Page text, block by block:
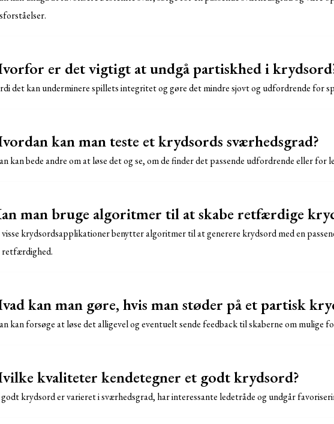
er det vigtigt at undgå partiskhed i
det kan underminere spillets integritet og gøre det mindre sjovt og udfordrende for
kan man teste et krydsords sværhedsgrad?
kan bede andre om at løse det og se, om de finder det passende udfordrende eller for
man bruge algoritmer til at skabe retfærdige
visse krydsordsapplikationer benytter algoritmer til at generere krydsord med en
retfærdighed.
kan man gøre, hvis man støder på et partisk
kan forsøge at løse det alligevel og eventuelt sende feedback til skaberne om mulige
kvaliteter kendetegner et godt krydsord?
krydsord er varieret i sværhedsgrad, har interessante ledetråde og undgår